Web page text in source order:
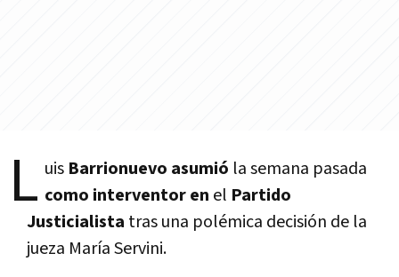
L uis Barrionuevo asumió la semana pasada
como interventor en el Partido
Justicialista tras una polémica decisión de la
jueza Marí­a Servini.